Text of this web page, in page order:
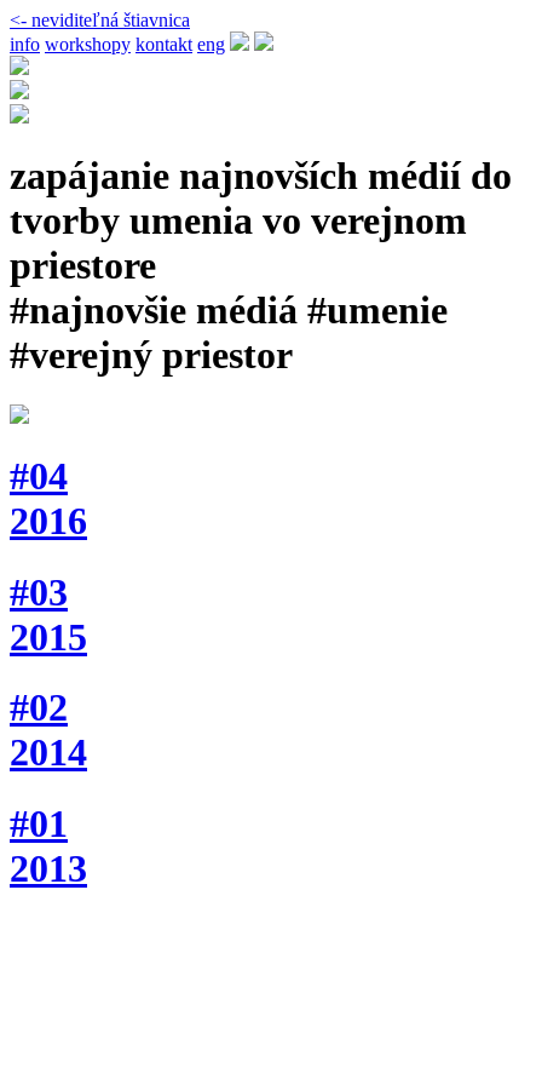
<- neviditeľná štiavnica
info workshopy kontakt eng
zapájanie najnovších médií do
tvorby umenia vo verejnom
priestore
#najnovšie médiá #umenie
#verejný priestor
#04
2016
#03
2015
#02
2014
#01
2013